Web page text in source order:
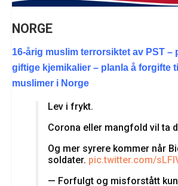
NORGE
16-årig muslim terrorsiktet av PST –
giftige kjemikalier – planla å forgifte
muslimer i Norge
Lev i frykt.
Corona eller mangfold vil ta
Og mer syrere kommer når
soldater. pic.twitter.com/
— Forfulgt og misforstått